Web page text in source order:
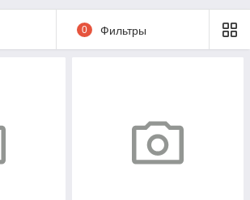
0 Фильтры